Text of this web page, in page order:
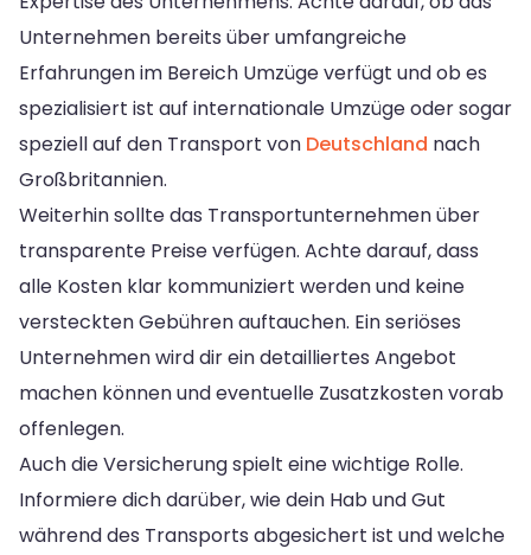
Unternehmen bereits über umfangreiche
Erfahrungen im Bereich Umzüge verfügt und ob es
spezialisiert ist auf internationale Umzüge oder sogar
speziell auf den Transport von Deutschland nach
Großbritannien.
Weiterhin sollte das Transportunternehmen über
transparente Preise verfügen. Achte darauf, dass
alle Kosten klar kommuniziert werden und keine
versteckten Gebühren auftauchen. Ein seriöses
Unternehmen wird dir ein detailliertes Angebot
machen können und eventuelle Zusatzkosten vorab
offenlegen.
Auch die Versicherung spielt eine wichtige Rolle.
Informiere dich darüber, wie dein Hab und Gut
während des Transports abgesichert ist und welche